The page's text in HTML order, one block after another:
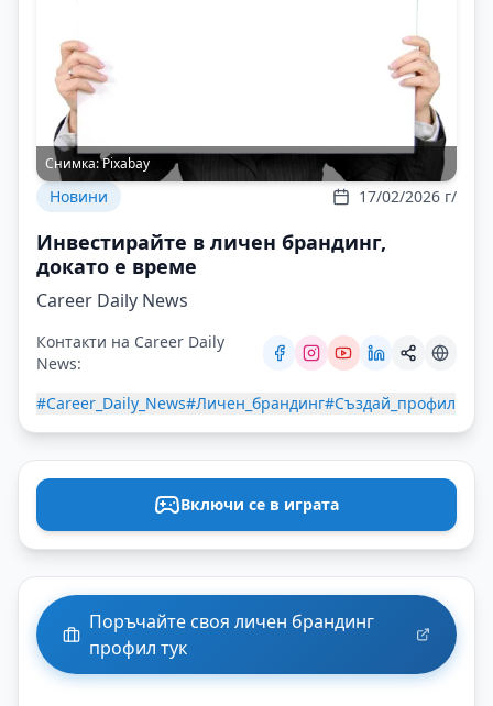
Снимка:Pixabay
Новини 17/02/2026 г/
Инвестирайте в личен брандинг,
докато е време
Career Daily News
Контакти на Career Daily
News:
#Career_Daily_News#Личен_брандинг#Създай_профил
Включи се в играта
Поръчайте своя личен брандинг
профил тук